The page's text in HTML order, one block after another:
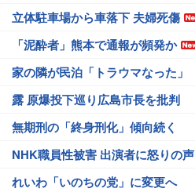
立体駐車場から車落下 夫婦死傷
「泥酔者」熊本で通報が頻発か
家の隣が民泊「トラウマなった」
露 原爆投下巡り広島市長を批判
無期刑の「終身刑化」傾向続く
NHK職員性被害 出演者に怒りの声
れいわ「いのちの党」に変更へ